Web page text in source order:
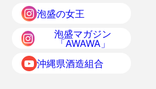
泡盛の女王
泡盛マガジン
「AWAWA」
沖縄県酒造組合